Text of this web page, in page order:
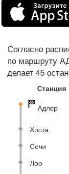
Согласно
по маршруту
делает 45
Станция
Адлер
Хоста
Сочи
Лоо